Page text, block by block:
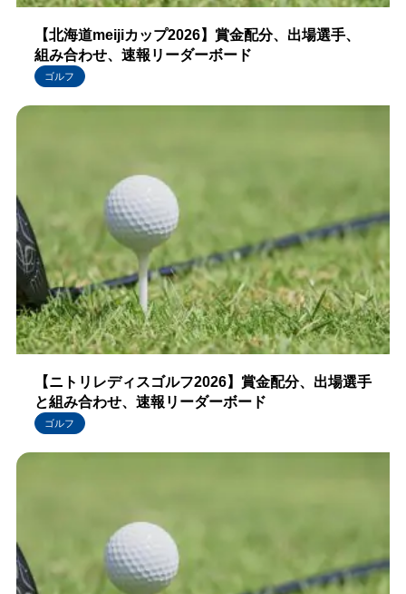
【北海道meijiカップ2026】賞金配分、出場選手、
組み合わせ、速報リーダーボード
ゴルフ
【ニトリレディスゴルフ2026】賞金配分、出場選手
と組み合わせ、速報リーダーボード
ゴルフ